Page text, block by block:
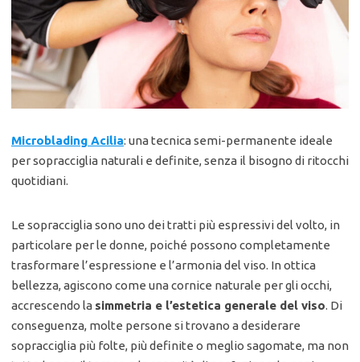
Microblading Acilia: una tecnica semi-permanente ideale
per sopracciglia naturali e definite, senza il bisogno di ritocchi
quotidiani.
Le sopracciglia sono uno dei tratti più espressivi del volto, in
particolare per le donne, poiché possono completamente
trasformare l’espressione e l’armonia del viso. In ottica
bellezza, agiscono come una cornice naturale per gli occhi,
accrescendo la simmetria e l’estetica generale del viso. Di
conseguenza, molte persone si trovano a desiderare
sopracciglia più folte, più definite o meglio sagomate, ma non